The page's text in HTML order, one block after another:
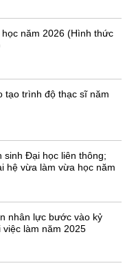
năm 2026 (Hình thức
tạo trình độ thạc sĩ năm
sinh Đại học liên thông;
hệ vừa làm vừa học năm
nhân lực bước vào kỷ
làm năm 2025